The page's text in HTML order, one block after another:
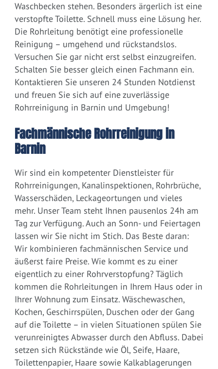
Waschbecken stehen. Besonders ärgerlich ist eine
verstopfte Toilette. Schnell muss eine Lösung her.
Die Rohrleitung benötigt eine professionelle
Reinigung – umgehend und rückstandslos.
Versuchen Sie gar nicht erst selbst einzugreifen.
Schalten Sie besser gleich einen Fachmann ein.
Kontaktieren Sie unseren 24 Stunden Notdienst
und freuen Sie sich auf eine zuverlässige
Rohrreinigung in Barnin und Umgebung!
Fachmännische Rohrreinigung in
Barnin
Wir sind ein kompetenter Dienstleister für
Rohrreinigungen, Kanalinspektionen, Rohrbrüche,
Wasserschäden, Leckageortungen und vieles
mehr. Unser Team steht Ihnen pausenlos 24h am
Tag zur Verfügung. Auch an Sonn- und Feiertagen
lassen wir Sie nicht im Stich. Das Beste daran:
Wir kombinieren fachmännischen Service und
äußerst faire Preise. Wie kommt es zu einer
eigentlich zu einer Rohrverstopfung? Täglich
kommen die Rohrleitungen in Ihrem Haus oder in
Ihrer Wohnung zum Einsatz. Wäschewaschen,
Kochen, Geschirrspülen, Duschen oder der Gang
auf die Toilette – in vielen Situationen spülen Sie
verunreinigtes Abwasser durch den Abfluss. Dabei
setzen sich Rückstände wie Öl, Seife, Haare,
Toilettenpapier, Haare sowie Kalkablagerungen